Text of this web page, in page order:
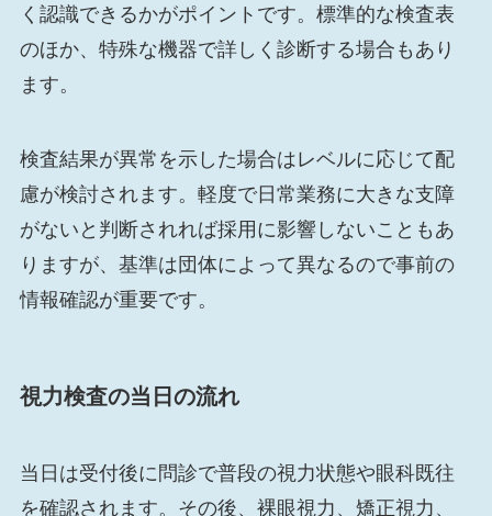
く認識できるかがポイントです。標準的な検査表
のほか、特殊な機器で詳しく診断する場合もあり
ます。
検査結果が異常を示した場合はレベルに応じて配
慮が検討されます。軽度で日常業務に大きな支障
がないと判断されれば採用に影響しないこともあ
りますが、基準は団体によって異なるので事前の
情報確認が重要です。
視力検査の当日の流れ
当日は受付後に問診で普段の視力状態や眼科既往
を確認されます。その後、裸眼視力、矯正視力、